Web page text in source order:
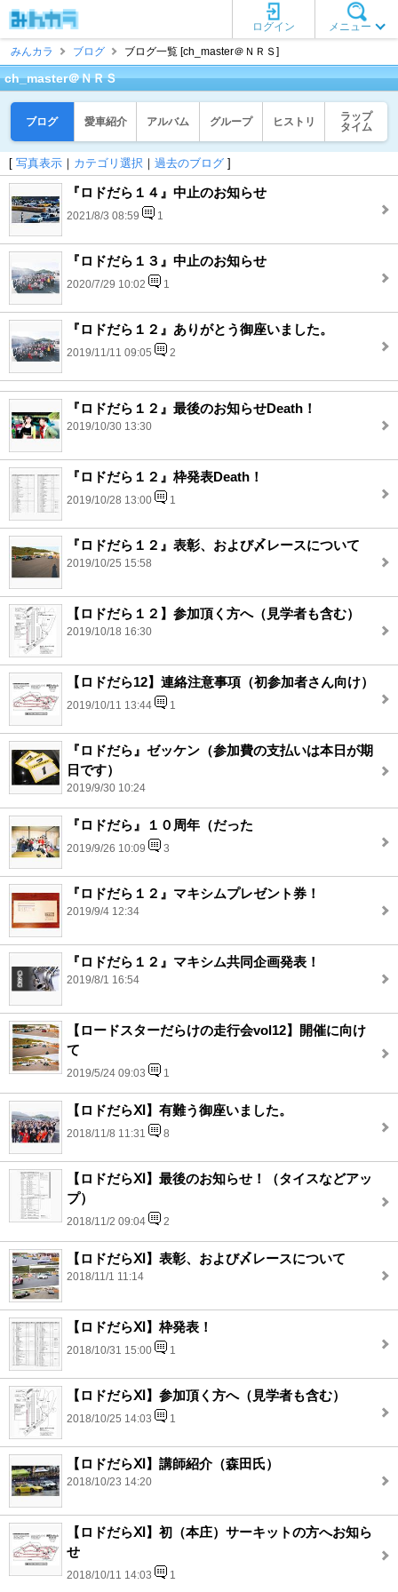
メニュー
ログイン
みんカラ
ブログ ブログ一覧 [ch_master＠ＮＲＳ]
ch_master＠ＮＲＳ
ブログ 愛車紹介 アルバム グループ ヒストリ
ラップ
タイム
[ 写真表示 ｜ カテゴリ選択 ｜ 過去のブログ ]
『ロドだら１４』中止のお知らせ
2021/8/3 08:59 1
『ロドだら１３』中止のお知らせ
2020/7/29 10:02 1
『ロドだら１２』ありがとう御座いました。
2019/11/11 09:05 2
『ロドだら１２』最後のお知らせDeath！
2019/10/30 13:30
『ロドだら１２』枠発表Death！
2019/10/28 13:00 1
『ロドだら１２』表彰、および〆レースについて
2019/10/25 15:58
【ロドだら１２】参加頂く方へ（見学者も含む）
2019/10/18 16:30
【ロドだら12】連絡注意事項（初参加者さん向け）
2019/10/11 13:44 1
『ロドだら』ゼッケン（参加費の支払いは本日が期
日です）
2019/9/30 10:24
『ロドだら』１０周年（だった
2019/9/26 10:09 3
『ロドだら１２』マキシムプレゼント券！
2019/9/4 12:34
『ロドだら１２』マキシム共同企画発表！
2019/8/1 16:54
【ロードスターだらけの走行会vol12】開催に向け
て
2019/5/24 09:03 1
【ロドだらⅪ】有難う御座いました。
2018/11/8 11:31 8
【ロドだらⅪ】最後のお知らせ！（タイスなどアッ
プ）
2018/11/2 09:04 2
【ロドだらⅪ】表彰、および〆レースについて
2018/11/1 11:14
【ロドだらⅪ】枠発表！
2018/10/31 15:00 1
【ロドだらⅪ】参加頂く方へ（見学者も含む）
2018/10/25 14:03 1
【ロドだらⅪ】講師紹介（森田氏）
2018/10/23 14:20
【ロドだらⅪ】初（本庄）サーキットの方へお知ら
せ
2018/10/11 14:03 1